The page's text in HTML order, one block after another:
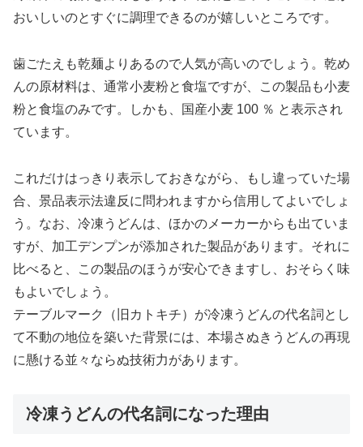
おいしいのとすぐに調理できるのが嬉しいところです。
歯ごたえも乾麺よりあるので人気が高いのでしょう。乾め
んの原材料は、通常小麦粉と食塩ですが、この製品も小麦
粉と食塩のみです。しかも、国産小麦 100 ％ と表示され
ています。
これだけはっきり表示しておきながら、もし違っていた場
合、景品表示法違反に問われますから信用してよいでしょ
う。なお、冷凍うどんは、ほかのメーカーからも出ていま
すが、加工デンプンが添加された製品があります。それに
比べると、この製品のほうが安心できますし、おそらく味
もよいでしょう。
テーブルマーク（旧カトキチ）が冷凍うどんの代名詞とし
て不動の地位を築いた背景には、本場さぬきうどんの再現
に懸ける並々ならぬ技術力があります。
冷凍うどんの代名詞になった理由